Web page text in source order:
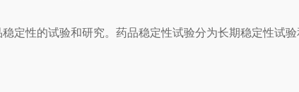
性的试验和研究。药品稳定性试验分为长期稳定性试验